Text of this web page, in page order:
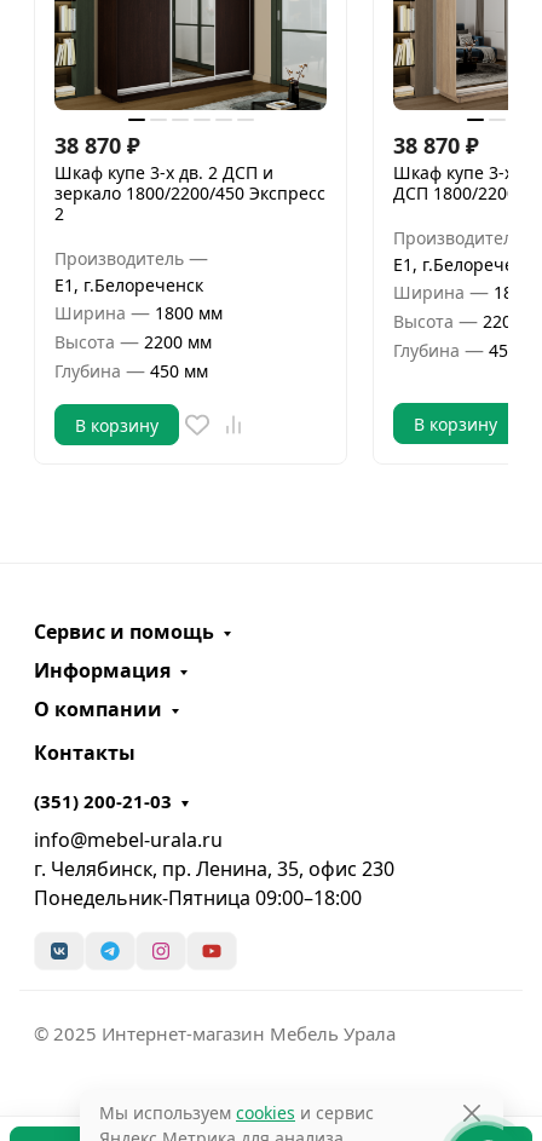
38 870 ₽
Шкаф купе 3-х дв. 2 ДСП и
зеркало 1800/2200/450 Экспресс
2
Производитель —
Е1, г.Белореченск
Ширина — 1800 мм
Высота — 2200 мм
Глубина — 450 мм
В корзину
38 870 ₽
Шкаф купе 3-х
ДСП 1800/2200/
Производитель
Е1, г.Белореченск
Ширина — 1800
Высота — 2200
Глубина — 450
В корзину
Сервис и помощь
Информация
О компании
Контакты
(351) 200-21-03
info@mebel-urala.ru
г. Челябинск, пр. Ленина, 35, офис 230
Понедельник-Пятница 09:00–18:00
© 2025 Интернет-магазин Мебель Урала
Мы используем cookies и сервис